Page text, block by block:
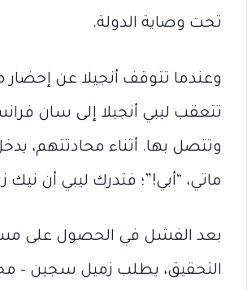
تحت وصاية الدولة.
وعندما تتوقف أنجيلا عن إحضار
تتعقب ليبي أنجيلا إلى سان
وتتصل بها. أثناء محادثتهم،
ماتي، “أبي!”؛ فتدرك ليبي أن نيك
بعد الفشل في الحصول على
التحقيق، يطلب زميل سجين –